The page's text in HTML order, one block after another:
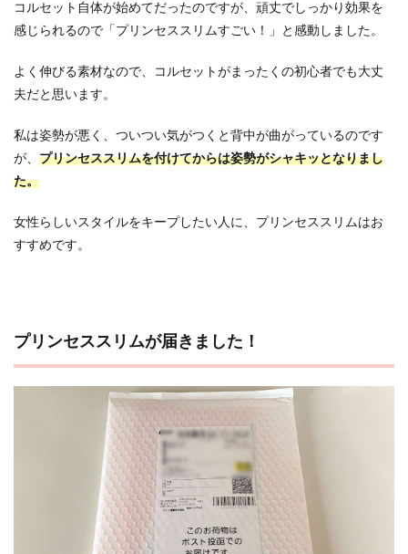
コルセット自体が始めてだったのですが、頑丈でしっかり効果を
感じられるので「プリンセススリムすごい！」と感動しました。
よく伸びる素材なので、コルセットがまったくの初心者でも大丈
夫だと思います。
私は姿勢が悪く、ついつい気がつくと背中が曲がっているのです
が、 プリンセススリムを付けてからは姿勢がシャキッとなりまし
た。
女性らしいスタイルをキープしたい人に、プリンセススリムはお
すすめです。
プリンセススリムが届きました！